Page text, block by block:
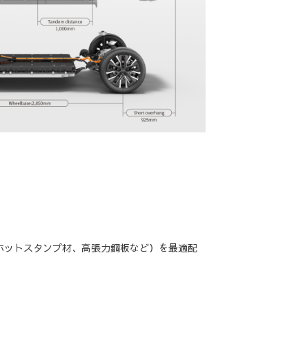
トスタンプ材、高張力鋼板など）を最適配